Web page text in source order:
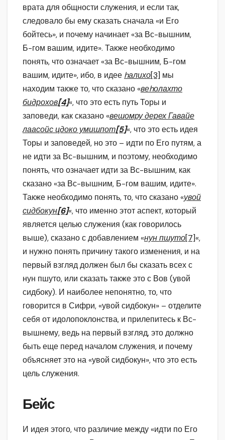
врата для общности служения, и если так,
следовало бы ему сказать сначала «и Его
бойтесь», и почему начинает «за Вс-вышним,
Б-гом вашим, идите». Также необходимо
понять, что означает «за Вс-вышним, Б-гом
вашим, идите», ибо, в идее hалихо[3] мы
находим также то, что сказано «веhолахто
бидрохов[4]«, что это есть путь Торы и
заповеди, как сказано «вешомру дерех Гавайе
лаасойс цдоко умишпот[5]«, что это есть идея
Торы и заповедей, но это – идти по Его путям, а
не идти за Вс-вышним, и поэтому, необходимо
понять, что означает идти за Вс-вышним, как
сказано «за Вс-вышним, Б-гом вашим, идите».
Также необходимо понять, то, что сказано «увой
сидбокун[6]«, что именно этот аспект, который
является целью служения (как говорилось
выше), сказано с добавлением «нун пшуто[7]«,
и нужно понять причину такого изменения, и на
первый взгляд должен был бы сказать всех с
нун пшуто, или сказать также это с Вов (увой
сидбоку). И наиболее непонятно, то, что
говорится в Сифри, «увой сидбокун» – отделите
себя от идолопоклонства, и прилепитесь к Вс-
вышнему, ведь на первый взгляд, это должно
быть еще перед началом служения, и почему
объясняет это на «увой сидбокун», что это есть
цель служения.
Бейс
И идея этого, что различие между «идти по Его